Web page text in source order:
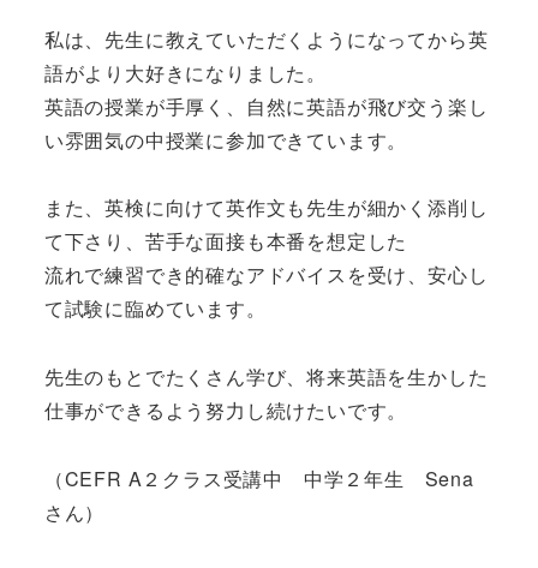
私は、先生に教えていただくようになってから英
語がより大好きになりました。
英語の授業が手厚く、自然に英語が飛び交う楽し
い雰囲気の中授業に参加できています。
また、英検に向けて英作文も先生が細かく添削し
て下さり、苦手な面接も本番を想定した
流れで練習でき的確なアドバイスを受け、安心し
て試験に臨めています。
先生のもとでたくさん学び、将来英語を生かした
仕事ができるよう努力し続けたいです。
（CEFR A２クラス受講中 中学２年生 Sena
さん）